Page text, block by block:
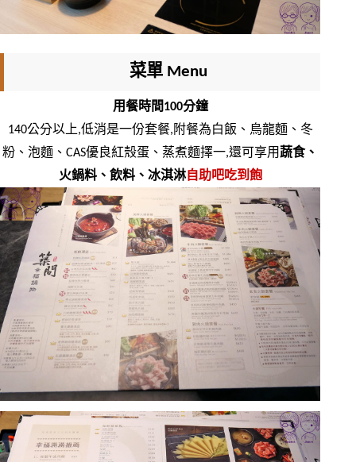
菜單 Menu
用餐時間100分鐘
140公分以上,低消是一份套餐,附餐為白飯、烏龍麵、冬
粉、泡麵、CAS優良紅殼蛋、蒸煮麵擇一,還可享用蔬食、
火鍋料、飲料、冰淇淋自助吧吃到飽